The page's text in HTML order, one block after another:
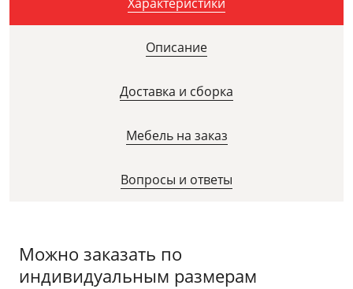
Описание
Доставка и сборка
Мебель на заказ
Вопросы и ответы
Можно заказать по
индивидуальным размерам